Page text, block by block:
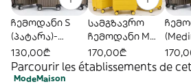
ჩემოდანი S
(პატარა)-
ყავისფერი
130,00₾
სამგზავრო
ჩემოდანი M
ყვითელი
170,00₾
-
Parcourir les établissements de
ModeMaison